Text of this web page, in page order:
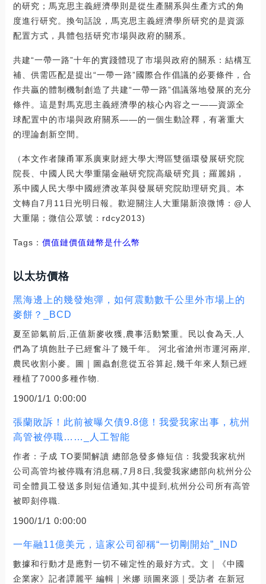
的研究；馬克思主義經濟學則是從生產關系與生產方式的角
度進行研究。換句話說，馬克思主義經濟學所研究的是資源
配置方式，具體包括研究市場與政府的關系。
共建“一帶一路”十年的實踐體現了市場與政府的關系：結構互
補、供需匹配是提出“一帶一路”國際合作倡議的必要條件，合
作共贏的體制機制創造了共建“一帶一路”倡議落地發展的充分
條件。這是對馬克思主義經濟學的核心內容之一——資源全
球配置中的市場與政府關系——的一個生動詮釋，有著重大
的理論創新空間。
（本文作者陳甬軍系廣東財經大學大灣區雙循環發展研究院
院長、中國人民大學重陽金融研究院高級研究員；羅麗娟，
系中國人民大學中國經濟改革與發展研究院助理研究員。本
文轉自7月11日光明日報。歡迎關注人大重陽新浪微博：@人
大重陽；微信公眾號：rdcy2013)
Tags： 價值鏈價值鏈幣是什么幣
以太坊價格
黑海邊上的幾發炮彈，如何震動數千公里外市場上的
麥餅？_BCD
夏至節氣前后,正值新麥收獲,農事活動繁重。民以食為天,人
們為了填飽肚子已經奮斗了幾千年。 河北省滄州市運河兩岸,
農民收割小麥。圖｜圖蟲創意從五谷算起,幾千年來人類已經
種植了7000多種作物.
1900/1/1 0:00:00
張蘭敗訴！此前被曝欠債9.8億！我愛我家出事，杭州
高管被停職……_人工智能
作者：子成 TO要聞解讀 總部急發多條短信：我愛我家杭州
公司高管均被停職有消息稱,7月8日,我愛我家總部向杭州分公
司全體員工發送多則短信通知,其中提到,杭州分公司所有高管
被即刻停職.
1900/1/1 0:00:00
一年融11億美元，這家公司卻稱“一切剛開始”_IND
數據和行動才是應對一切不確定性的最好方式。文｜《中國
企業家》記者譚麗平 編輯｜米娜 頭圖來源｜受訪者 在新冠